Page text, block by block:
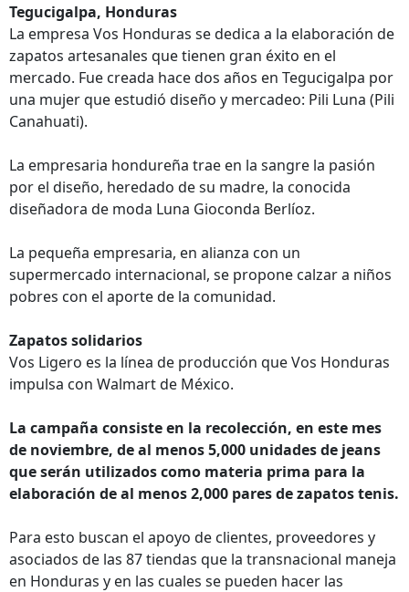
Tegucigalpa, Honduras
La empresa Vos Honduras se dedica a la elaboración de
zapatos artesanales que tienen gran éxito en el
mercado. Fue creada hace dos años en Tegucigalpa por
una mujer que estudió diseño y mercadeo: Pili Luna (Pili
Canahuati).
La empresaria hondureña trae en la sangre la pasión
por el diseño, heredado de su madre, la conocida
diseñadora de moda Luna Gioconda Berlíoz.
La pequeña empresaria, en alianza con un
supermercado internacional, se propone calzar a niños
pobres con el aporte de la comunidad.
Zapatos solidarios
Vos Ligero es la línea de producción que Vos Honduras
impulsa con Walmart de México.
La campaña consiste en la recolección, en este mes
de noviembre, de al menos 5,000 unidades de jeans
que serán utilizados como materia prima para la
elaboración de al menos 2,000 pares de zapatos tenis.
Para esto buscan el apoyo de clientes, proveedores y
asociados de las 87 tiendas que la transnacional maneja
en Honduras y en las cuales se pueden hacer las